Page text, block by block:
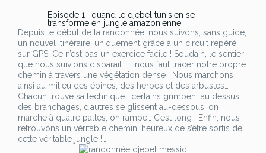
Episode 1 : quand le djebel tunisien se
transforme en jungle amazonienne
Depuis le début de la randonnée, nous suivons, sans guide,
un nouvel itinéraire, uniquement grâce à un circuit repéré
sur GPS. Ce n’est pas un exercice facile ! Soudain, le sentier
que nous suivions disparaît ! Il nous faut tracer notre propre
chemin à travers une végétation dense ! Nous marchons
ainsi au milieu des épines, des herbes et des arbustes…
Chacun trouve sa technique : certains grimpent au dessus
des branchages, d’autres se glissent au-dessous, on
marche à quatre pattes, on rampe… C’est long ! Enfin, nous
retrouvons un véritable chemin, heureux de s’être sortis de
cette véritable jungle !…